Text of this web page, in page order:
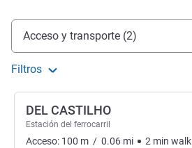
Acceso y transporte
Acceso y transporte (2)
Filtros
DEL CASTILHO
Estación del ferrocarril
Acceso: 100 m / 0.06 mi 2 min walk